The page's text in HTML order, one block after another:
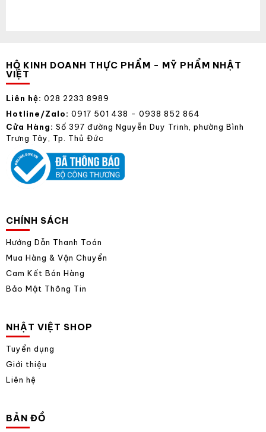
HỘ KINH DOANH THỰC PHẨM - MỸ PHẨM NHẬT
VIỆT
Liên hệ: 028 2233 8989
Hotline/Zalo: 0917 501 438 - 0938 852 864
Cửa Hàng: Số 397 đường Nguyễn Duy Trinh, phường Bình
Trưng Tây, Tp. Thủ Đức
CHÍNH SÁCH
Hướng Dẫn Thanh Toán
Mua Hàng & Vận Chuyển
Cam Kết Bán Hàng
Bảo Mật Thông Tin
NHẬT VIỆT SHOP
Tuyển dụng
Giới thiệu
Liên hệ
BẢN ĐỒ